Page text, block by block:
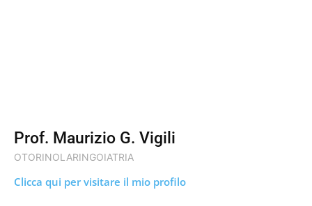
Prof. Maurizio G. Vigili
OTORINOLARINGOIATRIA
Clicca qui per visitare il mio profilo